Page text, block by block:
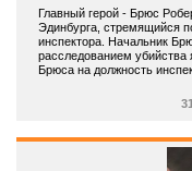
Главный герой - Брюс
Эдинбурга, стремящийся
инспектора. Начальник
расследованием убийства
Брюса на должность